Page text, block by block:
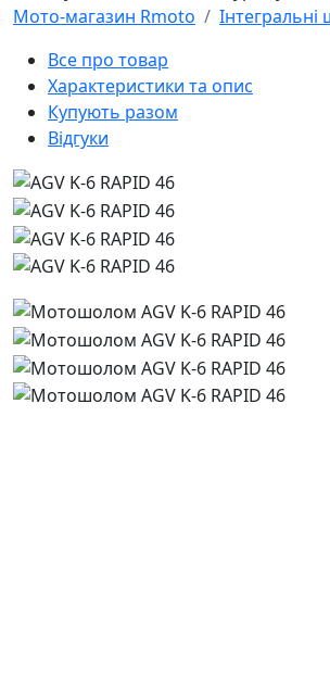
Мото-магазин Rmoto
Все про товар
Характеристики та опис
Купують разом
Відгуки